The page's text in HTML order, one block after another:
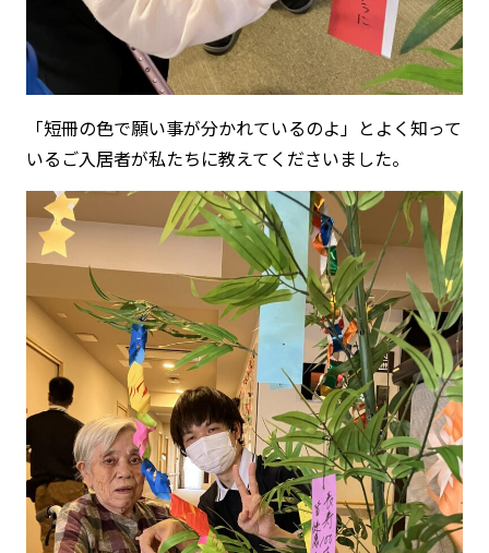
「短冊の色で願い事が分かれているのよ」とよく知って
いるご入居者が私たちに教えてくださいました。